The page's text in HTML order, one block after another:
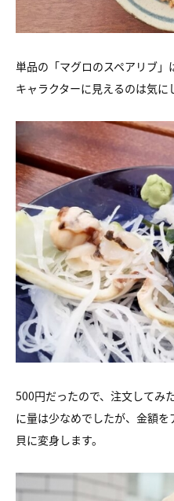
単品の「マグロのスペアリブ
キャラクターに見えるのは気に
500円だったので、注文してみ
に量は少なめでしたが、金額
貝に変身します。